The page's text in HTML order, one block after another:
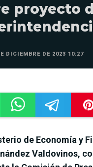
proyecto
DICIEMBRE DE 2023 10:27
de Economía y
Valdovinos,